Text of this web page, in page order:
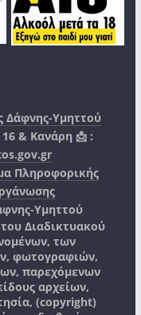
Δάφνης-Υμηττού
& Κανάρη 📩 :
Πληροφορικής
Υμηττού
Διαδικτυακού
των
φωτογραφιών,
παρεχόμενων
αρχείων,
(copyright)